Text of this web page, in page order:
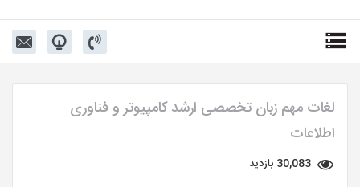
لغات مهم زبان تخصصی ارشد کامپیوتر و فناوری
اطلاعات
30,083 بازدید